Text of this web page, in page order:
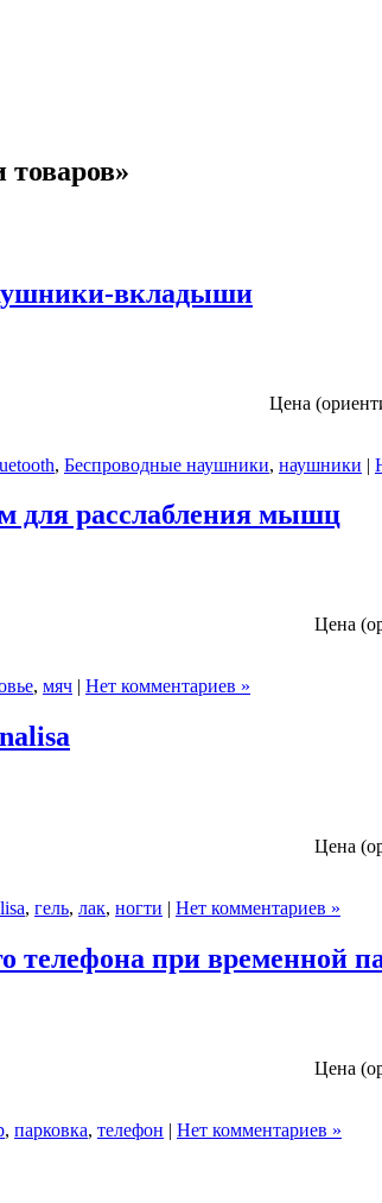
вкладыши
Цена
, Беспроводные наушники, наушники |
для расслабления мышц
Цена
, мяч | Нет комментариев »
Цена
, гель, лак, ногти | Нет комментариев »
телефона при временной
Цена
, парковка, телефон | Нет комментариев »